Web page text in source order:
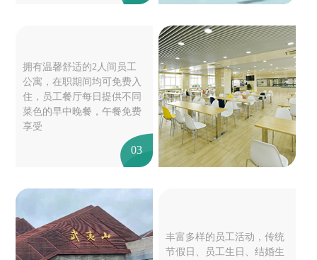
拥有温馨舒适的2人间员工
公寓，在职期间均可免费入
住，员工餐厅每日提供不同
菜色的早中晚餐，午餐免费
享受
03
丰富多样的员工活动，传统
节假日、员工生日、结婚生